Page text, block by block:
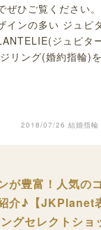
ぜひご覧ください
インの多い ジュピ
ジュピタ
リング(婚約指輪)
2018/07/26 結婚指
が豊富！人気の
介♪【JKPlanet
グセレクトショ